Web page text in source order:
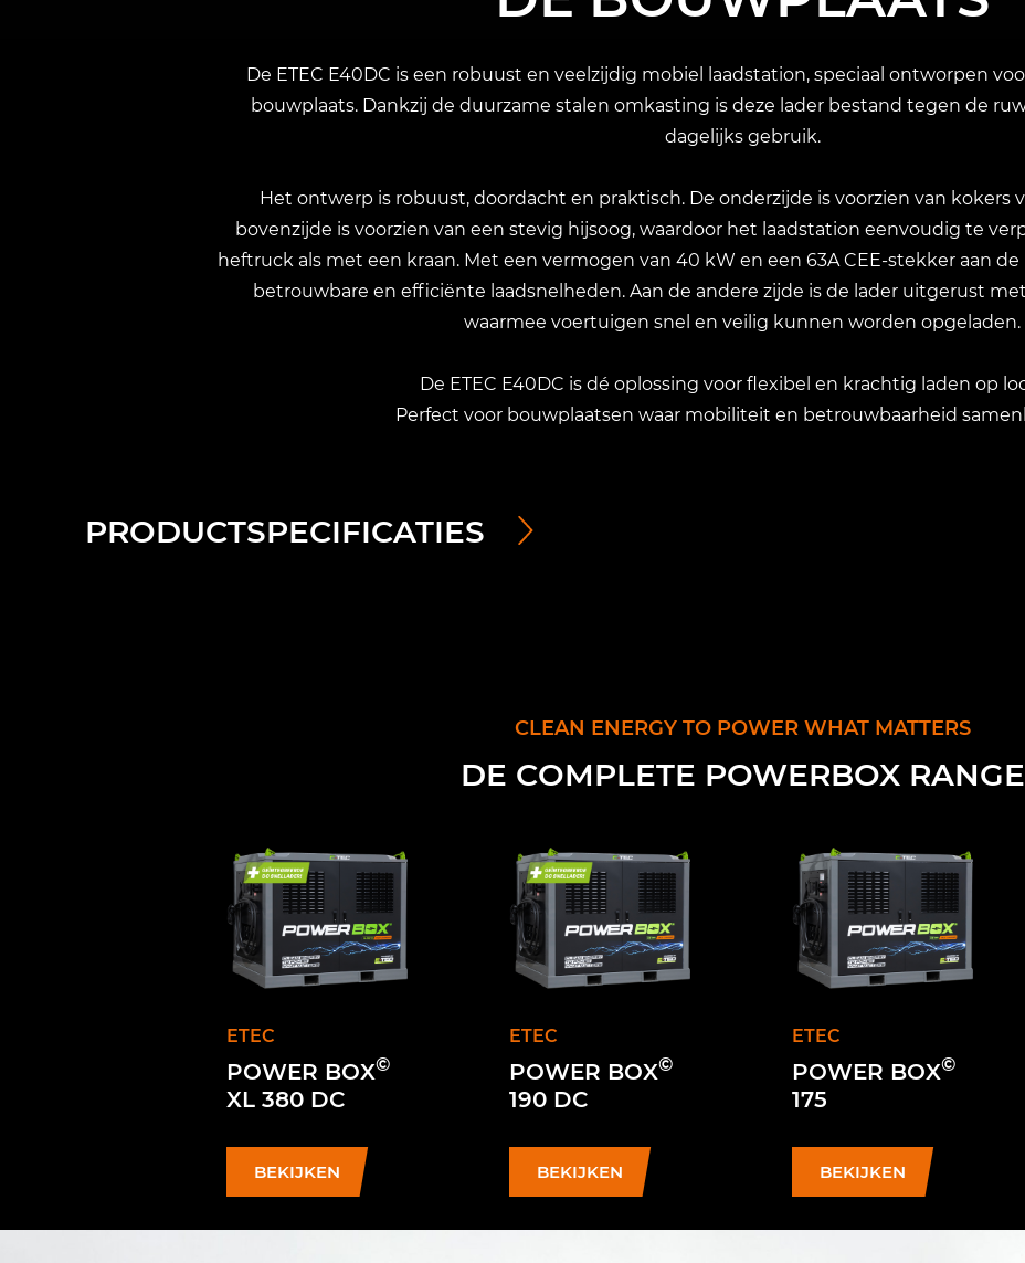
De ETEC E40DC is een robuust en veelzijdig mobiel laadstation, speciaal ontworpen
bouwplaats. Dankzij de duurzame stalen omkasting is deze lader bestand tegen de
dagelijks gebruik.
Het ontwerp is robuust, doordacht en praktisch. De onderzijde is voorzien van kokers
bovenzijde is voorzien van een stevig hijsoog, waardoor het laadstation eenvoudig te
heftruck als met een kraan. Met een vermogen van 40 kW en een 63A CEE-stekker aan
betrouwbare en efficiënte laadsnelheden. Aan de andere zijde is de lader uitgerust
waarmee voertuigen snel en veilig kunnen worden opgeladen.
De ETEC E40DC is dé oplossing voor flexibel en krachtig laden op
Perfect voor bouwplaatsen waar mobiliteit en betrouwbaarheid
PRODUCTSPECIFICATIES
CLEAN ENERGY TO POWER WHAT MATTERS
DE COMPLETE POWERBOX RANGE
ETEC
POWER BOX©
XL 380 DC
BEKIJKEN
ETEC
POWER BOX©
190 DC
BEKIJKEN
ETEC
POWER BOX©
175
BEKIJKEN